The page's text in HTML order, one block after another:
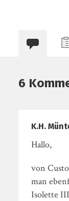
6
K.H.
Hallo,
von
man
Isolette